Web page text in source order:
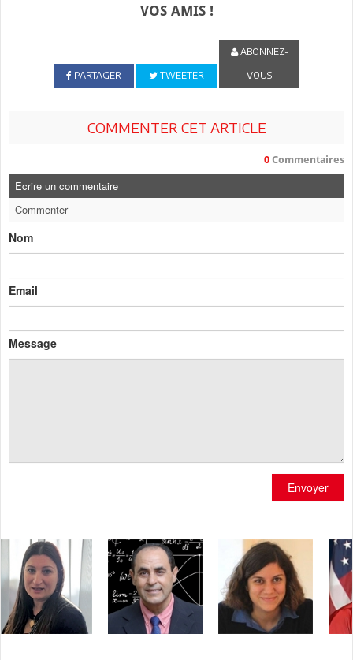
VOS AMIS !
PARTAGER TWEETER
ABONNEZ-
VOUS
COMMENTER CET ARTICLE
0 Commentaires
Ecrire un commentaire
Commenter
Nom
Email
Message
Envoyer